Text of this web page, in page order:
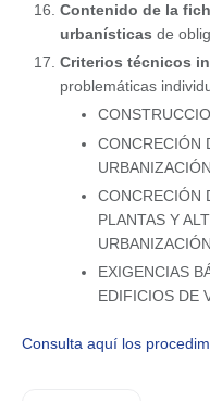
Contenido de la
urbanísticas de
Criterios técnicos
problemáticas
CONCRECIÓN
CONCRECIÓN
PLANTAS Y
EXIGENCIAS
EDIFICIOS DE
Consulta aquí los